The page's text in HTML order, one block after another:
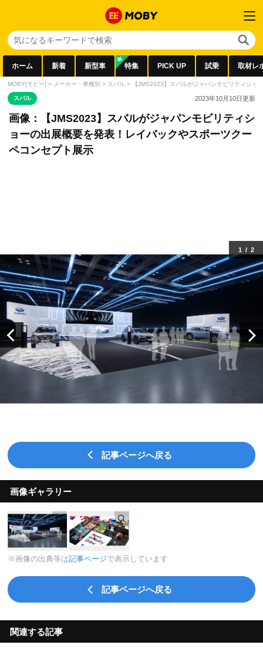
ホーム 新着 新型車 特集 PICK UP 試乗 取材レ
MOBY[モビー] > メーカー・車種別 > スバル > 【JMS2023】スバルがジャパンモビリティショ
スバル 2023年10月10日更新
画像：【JMS2023】スバルがジャパンモビリティシ
ョーの出展概要を発表！レイバックやスポーツクー
ペコンセプト展示
1 / 2
記事ページへ戻る
画像ギャラリー
※画像の出典等は記事ページで表示しています
記事ページへ戻る
関連する記事